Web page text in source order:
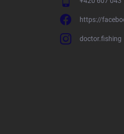
https://
doctor.fishing